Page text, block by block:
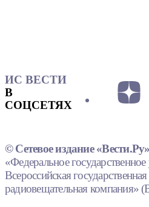
ИС ВЕСТИ
В
СОЦСЕТЯХ
© Сетевое издание «Вести.Ру»
«Федеральное
Всероссийская
радиовещательная компания»